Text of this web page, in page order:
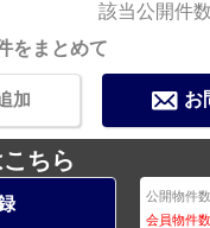
該当公開件数
をまとめて
お
加
ちら
公開物件
会員物件